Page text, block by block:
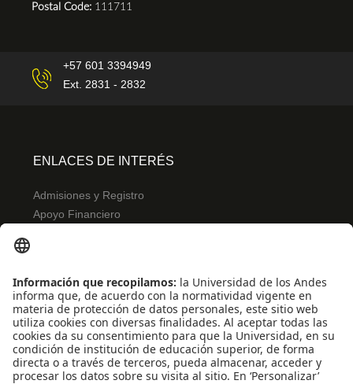
Postal Code: 111711
+57 601 3394949
Ext. 2831 - 2832
ENLACES DE INTERÉS
Admisiones y Registro
Apoyo Financiero
INFORMACIÓN PARA
Profesores
Administrativos